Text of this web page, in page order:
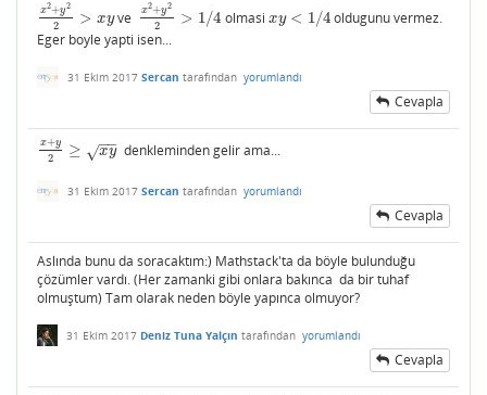
x2+y2
2 > xy
x2+y2 >x y ve x2+y2
2 > 1/4
x2+y2 >1 /4 olmasi xy < 1/4
xy< 1/4
oldugunu vermez.
Eger boyle yapti isen...
31 Ekim 2017 Sercan tarafından yorumlandı
Cevapla
x+y
2 ≥ xy
−−
√
x+y2 ≥xy denkleminden gelir ama...
31 Ekim 2017 Sercan tarafından yorumlandı
Cevapla
Aslında bunu da soracaktım:) Mathstack'ta da böyle bulunduğu
çözümler vardı. (Her zamanki gibi onlara bakınca da bir tuhaf
olmuştum) Tam olarak neden böyle yapınca olmuyor?
31 Ekim 2017 Deniz Tuna Yalçın tarafından yorumlandı
Cevapla